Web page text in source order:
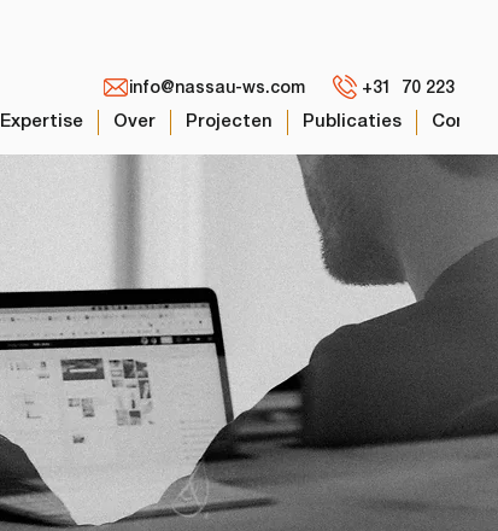
info@nassau-ws.com +31 70 223 00 75
Expertise Over Projecten Publicaties Contact